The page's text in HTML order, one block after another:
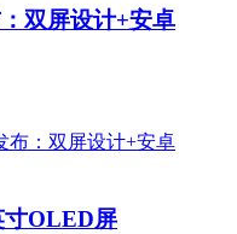
双屏设计+安卓
寸OLED屏